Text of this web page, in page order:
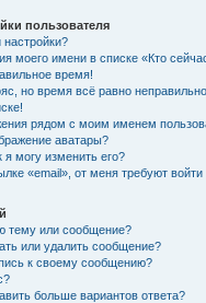
пользователя
моего имени в списке «Кто
время!
но время всё равно
рядом с моим именем
аватары?
я могу изменить его?
«email», от меня требуют
тему или сообщение?
или удалить сообщение?
к своему сообщению?
больше вариантов ответа?